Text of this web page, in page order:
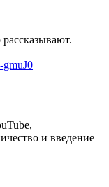
и введение